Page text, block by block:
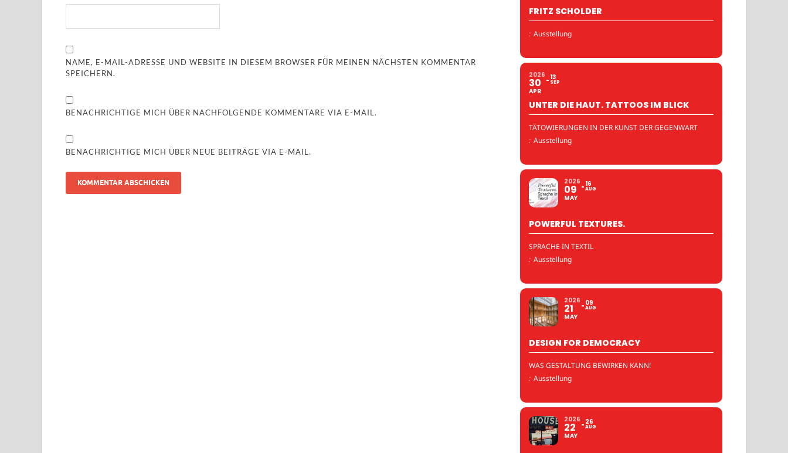
NAME, E-MAIL-ADRESSE UND WEBSITE IN DIESEM BROWSER FÜR MEINEN NÄCHSTEN KOMMENTAR
SPEICHERN.
BENACHRICHTIGE MICH ÜBER NACHFOLGENDE KOMMENTARE VIA E-MAIL.
BENACHRICHTIGE MICH ÜBER NEUE BEITRÄGE VIA E-MAIL.
FRITZ SCHOLDER
: Ausstellung
2026
30
APR
13
SEP
UNTER DIE HAUT. TATTOOS IM BLICK
TÄTOWIERUNGEN IN DER KUNST DER GEGENWART
: Ausstellung
2026
09
MAY
16
AUG
POWERFUL TEXTURES.
SPRACHE IN TEXTIL
: Ausstellung
2026
21
MAY
09
AUG
DESIGN FOR DEMOCRACY
WAS GESTALTUNG BEWIRKEN KANN!
: Ausstellung
2026
22
MAY
26
AUG